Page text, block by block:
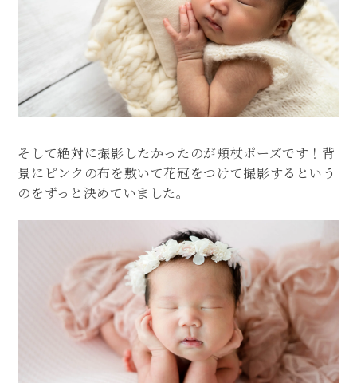
そして絶対に撮影したかったのが頬杖ポーズです！背
景にピンクの布を敷いて花冠をつけて撮影するという
のをずっと決めていました。